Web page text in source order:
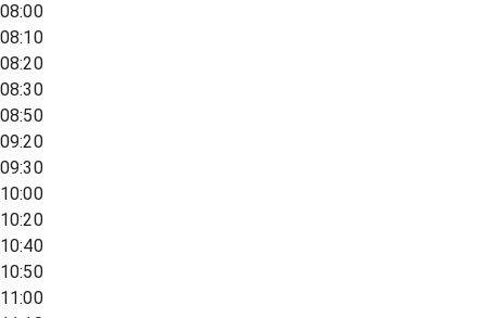
08:00
08:10
08:20
08:30
08:50
09:20
09:30
10:00
10:20
10:40
10:50
11:00